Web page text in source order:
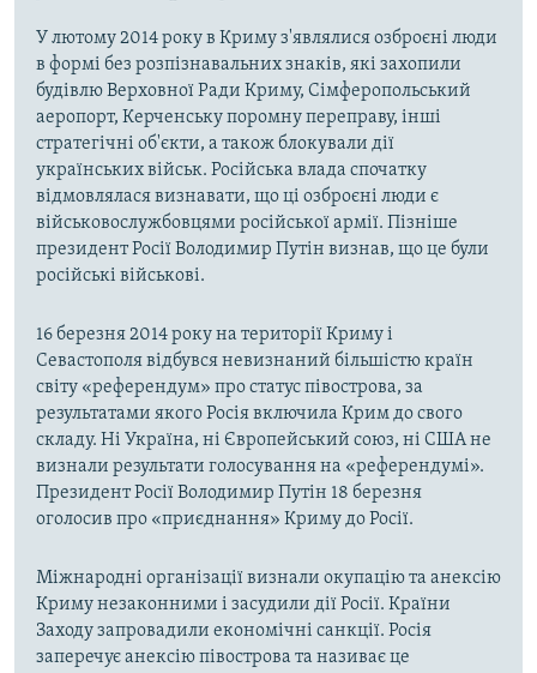
У лютому 2014 року в Криму з'являлися озброєні люди
в формі без розпізнавальних знаків, які захопили
будівлю Верховної Ради Криму, Сімферопольський
аеропорт, Керченську поромну переправу, інші
стратегічні об'єкти, а також блокували дії
українських військ. Російська влада спочатку
відмовлялася визнавати, що ці озброєні люди є
військовослужбовцями російської армії. Пізніше
президент Росії Володимир Путін визнав, що це були
російські військові.
16 березня 2014 року на території Криму і
Севастополя відбувся невизнаний більшістю країн
світу «референдум» про статус півострова, за
результатами якого Росія включила Крим до свого
складу. Ні Україна, ні Європейський союз, ні США не
визнали результати голосування на «референдумі».
Президент Росії Володимир Путін 18 березня
оголосив про «приєднання» Криму до Росії.
Міжнародні організації визнали окупацію та анексію
Криму незаконними і засудили дії Росії. Країни
Заходу запровадили економічні санкції. Росія
заперечує анексію півострова та називає це